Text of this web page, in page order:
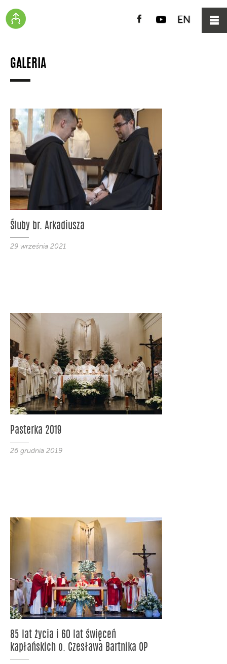
Facebook
YouTube
EN
GALERIA
Śluby br. Arkadiusza
29 września 2021
Pasterka 2019
26 grudnia 2019
85 lat życia i 60 lat święceń
kapłańskich o. Czesława Bartnika OP